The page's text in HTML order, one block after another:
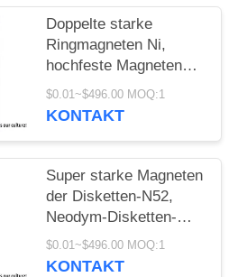
Doppelte starke
Ringmagneten Ni,
hochfeste Magneten
des Grades n52, sehr
starke Magneten mit
$0.01~$496.00 MOQ:1
KONTAKT
Super starke Magneten
der Disketten-N52,
Neodym-Disketten-
Magneten für das
Verpacken
$0.01~$496.00 MOQ:1
KONTAKT